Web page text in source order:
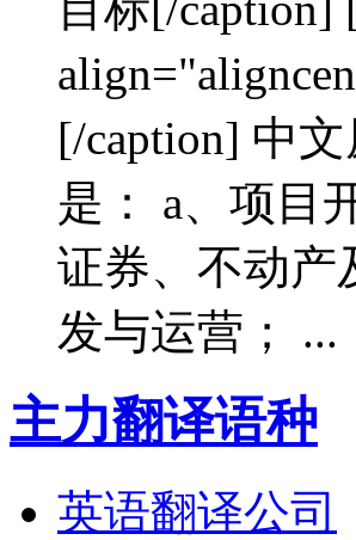
[/caption] 中
是： a、项目
证券、不动产
发与运营； ...
主力翻译语种
英语翻译公司